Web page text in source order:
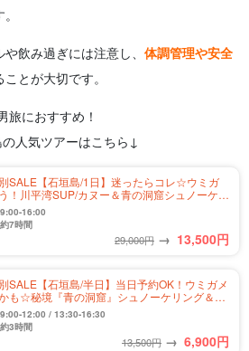
飲み過ぎには注意し、 体調管理や安全
とが大切です。
旅におすすめ！
人気ツアーはこちら↓
SALE【石垣島/1日】迷ったらコレ☆ウミガ
！川平湾SUP/カヌー＆青の洞窟シュノーケリ
★＜写真無料＆送迎付き＞（No.349）
16:00
7時間
29,000円 → 13,500円
SALE【石垣島/半日】当日予約OK！ウミガメ
も☆秘境『青の洞窟』シュノーケリング＆洞
ー★写真無料＆送迎付き（No.304）
12:00 / 13:30-16:30
3時間
13,500円 → 6,900円